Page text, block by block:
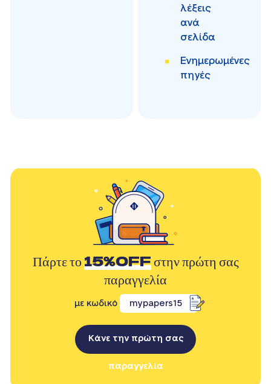
λέξεις
ανά
σελίδα
Ενημερωμένες
πηγές
Πάρτε το15%OFFστην πρώτη σας
παραγγελία
με κωδικό mypapers15
Κάνε την πρώτη σας
παραγγελία